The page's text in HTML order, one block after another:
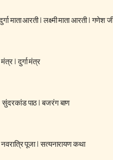
माता आरती|लक्ष्मी माता आरती|गणेश
मंत्र|दुर्गा मंत्र
सुंदरकांड पाठ|बजरंग बाण
नवरात्रि पूजा|सत्यनारायण कथा